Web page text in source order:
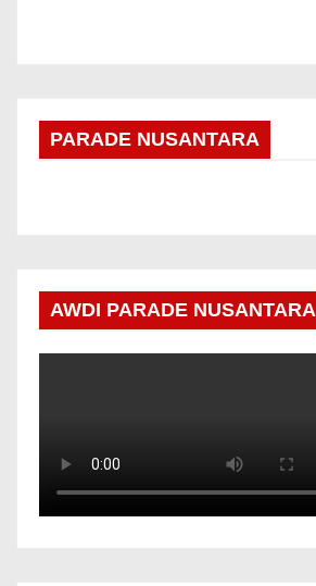
PARADE NUSANTARA
AWDI PARADE NUSANTARA